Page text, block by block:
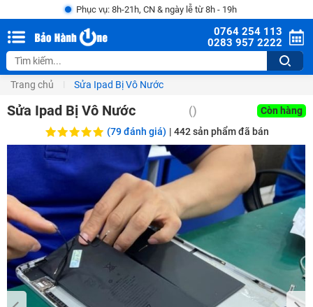
Phục vụ: 8h-21h, CN & ngày lễ từ 8h - 19h
0764 254 113
0283 957 2222
Trang chủ Sửa Ipad Bị Vô Nước
Sửa Ipad Bị Vô Nước ()
Còn hàng
(79 đánh giá) | 442sản phẩm đã bán